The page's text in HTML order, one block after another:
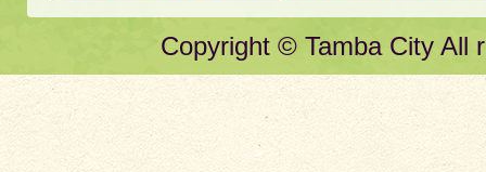
Copyright © Tamba City All